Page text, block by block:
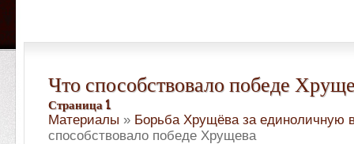
Что способствовало победе
Страница 1
Материалы » Борьба Хрущёва за единоличную
способствовало победе Хрущева